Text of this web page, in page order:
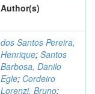
Author(s)
dos Santos Pereira,
Henrique; Santos
Barbosa, Danilo
Egle; Cordeiro
Lorenzi, Bruno;